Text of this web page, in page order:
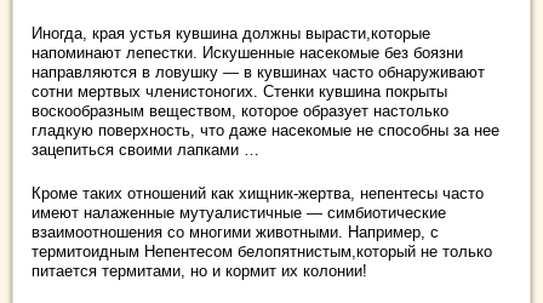
Иногда, края устья кувшина должны вырасти,которые
напоминают лепестки. Искушенные насекомые без боязни
направляются в ловушку — в кувшинах часто обнаруживают
сотни мертвых членистоногих. Стенки кувшина покрыты
воскообразным веществом, которое образует настолько
гладкую поверхность, что даже насекомые не способны за нее
зацепиться своими лапками …
Кроме таких отношений как хищник-жертва, непентесы часто
имеют налаженные мутуалистичные — симбиотические
взаимоотношения со многими животными. Например, с
термитоидным Непентесом белопятнистым,который не только
питается термитами, но и кормит их колонии!